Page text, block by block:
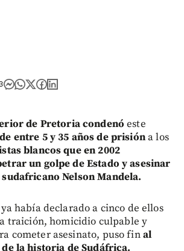
de Pretoria condenó este
entre 5 y 35 años de prisióna los
blancos que en 2002
un golpe de Estado y asesinar
Nelson Mandela.
había declarado a cinco de ellos
traición, homicidio culpable y
cometer asesinato, puso final
la historia de Sudáfrica.